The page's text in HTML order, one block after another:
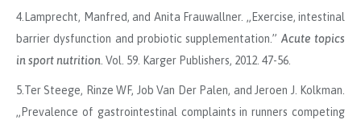
4.Lamprecht, Manfred, and Anita Frauwallner. „Exercise, intestinal
barrier dysfunction and probiotic supplementation.” Acute topics
in sport nutrition. Vol. 59. Karger Publishers, 2012. 47-56.
5.Ter Steege, Rinze WF, Job Van Der Palen, and Jeroen J. Kolkman.
„Prevalence of gastrointestinal complaints in runners competing